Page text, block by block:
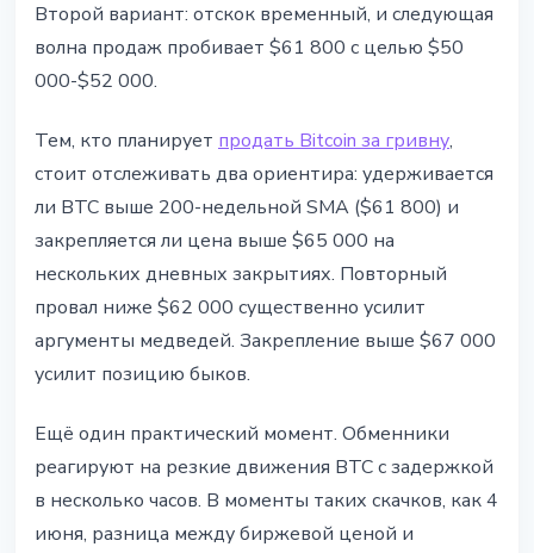
Второй вариант: отскок временный, и следующая
волна продаж пробивает $61 800 с целью $50
000-$52 000.
Тем, кто планирует продать Bitcoin за гривну,
стоит отслеживать два ориентира: удерживается
ли BTC выше 200-недельной SMA ($61 800) и
закрепляется ли цена выше $65 000 на
нескольких дневных закрытиях. Повторный
провал ниже $62 000 существенно усилит
аргументы медведей. Закрепление выше $67 000
усилит позицию быков.
Ещё один практический момент. Обменники
реагируют на резкие движения BTC с задержкой
в несколько часов. В моменты таких скачков, как 4
июня, разница между биржевой ценой и